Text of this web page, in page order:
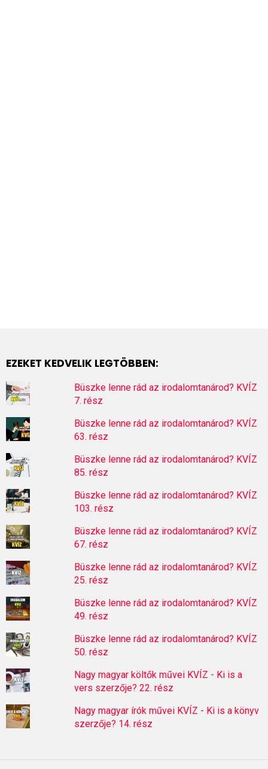
EZEKET KEDVELIK LEGTÖBBEN:
Büszke lenne rád az irodalomtanárod? KVÍZ
7. rész
Büszke lenne rád az irodalomtanárod? KVÍZ
63. rész
Büszke lenne rád az irodalomtanárod? KVÍZ
85. rész
Büszke lenne rád az irodalomtanárod? KVÍZ
103. rész
Büszke lenne rád az irodalomtanárod? KVÍZ
67. rész
Büszke lenne rád az irodalomtanárod? KVÍZ
25. rész
Büszke lenne rád az irodalomtanárod? KVÍZ
49. rész
Büszke lenne rád az irodalomtanárod? KVÍZ
50. rész
Nagy magyar költők művei KVÍZ - Ki is a
vers szerzője? 22. rész
Nagy magyar írók művei KVÍZ - Ki is a könyv
szerzője? 14. rész